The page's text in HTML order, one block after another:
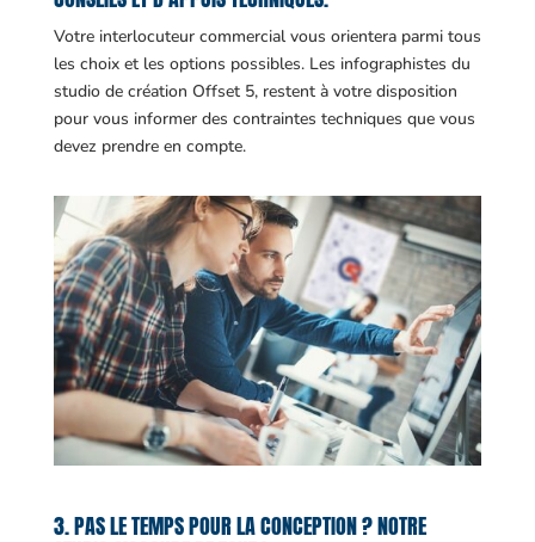
Votre interlocuteur commercial vous orientera parmi tous
les choix et les options possibles. Les infographistes du
studio de création Offset 5, restent à votre disposition
pour vous informer des contraintes techniques que vous
devez prendre en compte.
3. PAS LE TEMPS POUR LA CONCEPTION ? NOTRE